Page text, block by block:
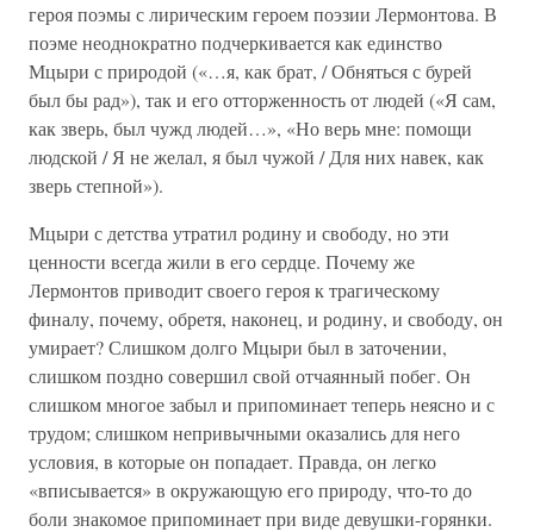
героя поэмы с лирическим героем поэзии Лермонтова. В
поэме неоднократно подчеркивается как единство
Мцыри с природой («…я, как брат, / Обняться с бурей
был бы рад»), так и его отторженность от людей («Я сам,
как зверь, был чужд людей…», «Но верь мне: помощи
людской / Я не желал, я был чужой / Для них навек, как
зверь степной»).
Мцыри с детства утратил родину и свободу, но эти
ценности всегда жили в его сердце. Почему же
Лермонтов приводит своего героя к трагическому
финалу, почему, обретя, наконец, и родину, и свободу, он
умирает? Слишком долго Мцыри был в заточении,
слишком поздно совершил свой отчаянный побег. Он
слишком многое забыл и припоминает теперь неясно и с
трудом; слишком непривычными оказались для него
условия, в которые он попадает. Правда, он легко
«вписывается» в окружающую его природу, что-то до
боли знакомое припоминает при виде девушки-горянки.